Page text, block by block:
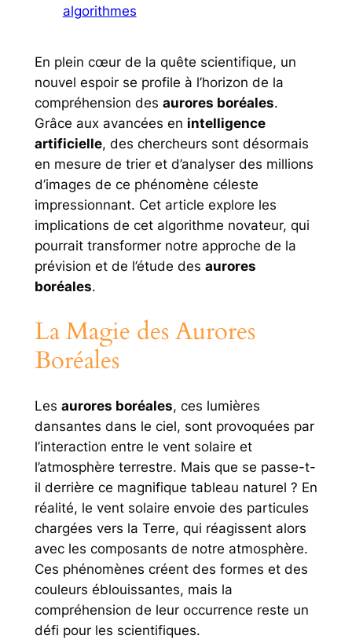
algorithmes
En plein cœur de la quête scientifique, un
nouvel espoir se profile à l’horizon de la
compréhension des aurores boréales.
Grâce aux avancées en intelligence
artificielle, des chercheurs sont désormais
en mesure de trier et d’analyser des millions
d’images de ce phénomène céleste
impressionnant. Cet article explore les
implications de cet algorithme novateur, qui
pourrait transformer notre approche de la
prévision et de l’étude des aurores
boréales.
La Magie des Aurores
Boréales
Les aurores boréales, ces lumières
dansantes dans le ciel, sont provoquées par
l’interaction entre le vent solaire et
l’atmosphère terrestre. Mais que se passe-t-
il derrière ce magnifique tableau naturel ? En
réalité, le vent solaire envoie des particules
chargées vers la Terre, qui réagissent alors
avec les composants de notre atmosphère.
Ces phénomènes créent des formes et des
couleurs éblouissantes, mais la
compréhension de leur occurrence reste un
défi pour les scientifiques.